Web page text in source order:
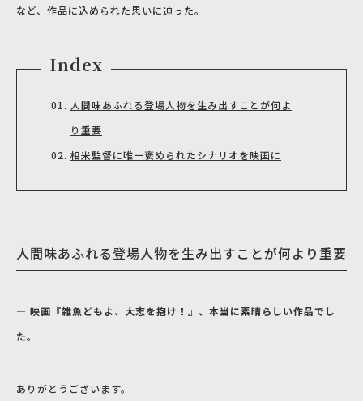
など、作品に込められた思いに迫った。
Index
人間味あふれる登場人物を生み出すことが何よ
り重要
相米監督に唯一褒められたシナリオを映画に
人間味あふれる登場人物を生み出すことが何より重要
― 映画『雑魚どもよ、大志を抱け！』、本当に素晴らしい作品でし
た。
ありがとうございます。